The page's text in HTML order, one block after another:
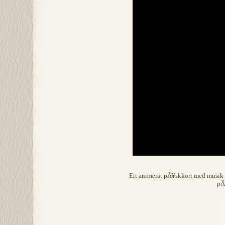
Ett animerat pÃ¥skkort med